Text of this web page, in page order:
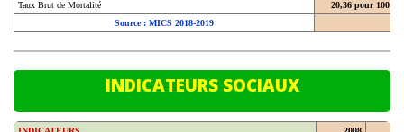
Source : MICS 2018-2019
INDICATEURS SOCIAUX
INDICATEURS 2008